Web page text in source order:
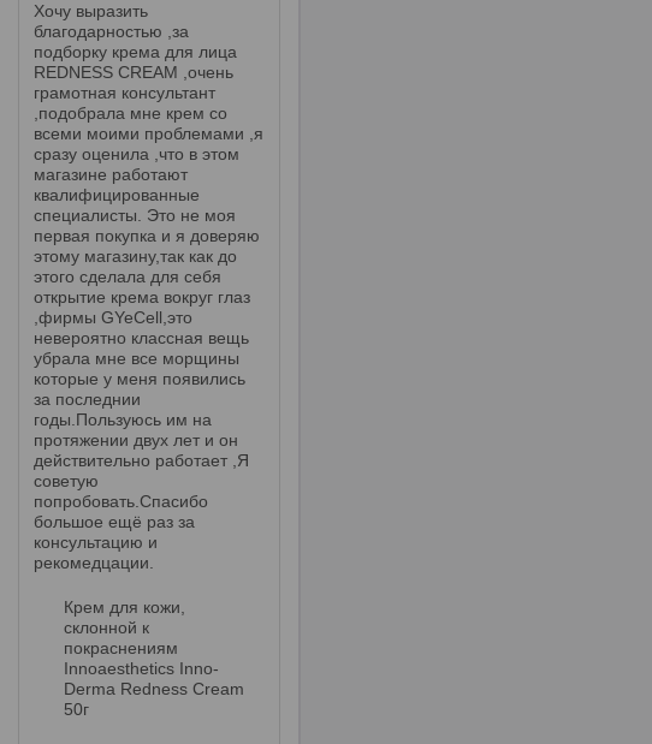
Хочу выразить
благодарностью ,за
подборку крема для лица
REDNESS CREAM ,очень
грамотная консультант
,подобрала мне крем со
всеми моими проблемами ,я
сразу оценила ,что в этом
магазине работают
квалифицированные
специалисты. Это не моя
первая покупка и я доверяю
этому магазину,так как до
этого сделала для себя
открытие крема вокруг глаз
,фирмы GYeCell,это
невероятно классная вещь
убрала мне все морщины
которые у меня появились
за последнии
годы.Пользуюсь им на
протяжении двух лет и он
действительно работает ,Я
советую
попробовать.Спасибо
большое ещё раз за
консультацию и
рекомедцации.
Крем для кожи,
склонной к
покраснениям
Innoaesthetics Inno-
Derma Redness Cream
50г